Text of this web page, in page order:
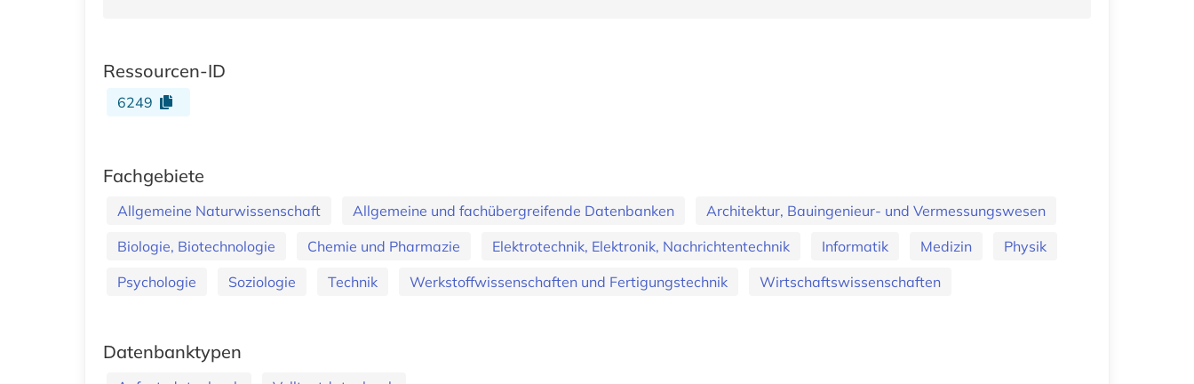
Ressourcen-ID
6249
Fachgebiete
Allgemeine Naturwissenschaft Allgemeine und fachübergreifende Datenbanken
Architektur, Bauingenieur- und Vermessungswesen
Biologie, Biotechnologie
Chemie und Pharmazie Elektrotechnik, Elektronik, Nachrichtentechnik Informatik Medizin
Physik
Psychologie
Soziologie Technik Werkstoffwissenschaften und Fertigungstechnik Wirtschaftswissenschaften
Datenbanktypen